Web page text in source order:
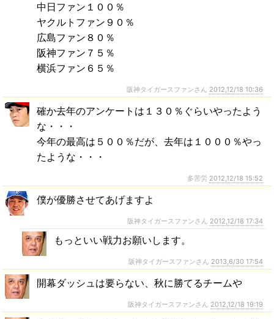
中日ファン１００％
ヤクルトファン９０％
広島ファン８０％
阪神ファン７５％
横浜ファン６５％
阪神タイガースファンさん 2012,12/18 10:36
確か去年のアンケートは１３０％ぐらいやったよう
な・・・
今年の最高は５００％だが、去年は１０００％やっ
たような・・・
多苦労 2012,12/18 15:52
僕が優勝させてあげますよ
阪神タイガースファンさん 2012,12/18 17:34
もっといい戦力お願いします。
阪神タイガースファンさん 2013,6/30 17:54
開幕ダッシュは要らない、秋に勝てるチームや
阪神タイガースファンさん 2012,12/18 19:19